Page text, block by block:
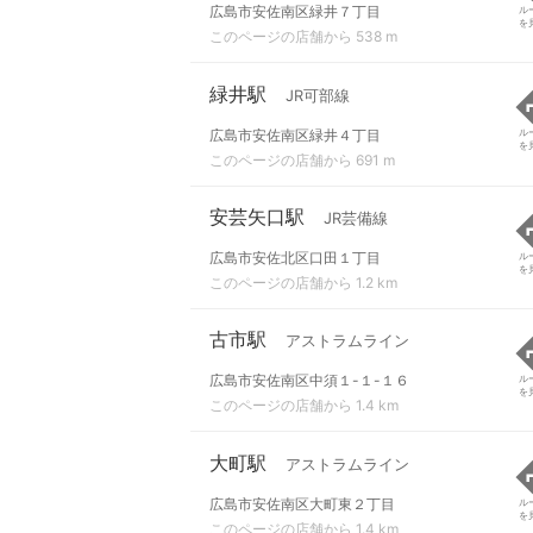
広島市安佐南区緑井７丁目
このページの店舗から 538 m
ル
を
緑井駅 JR可部線
広島市安佐南区緑井４丁目
このページの店舗から 691 m
ル
を
安芸矢口駅 JR芸備線
広島市安佐北区口田１丁目
このページの店舗から 1.2 km
ル
を
古市駅 アストラムライン
広島市安佐南区中須１-１-１６
このページの店舗から 1.4 km
ル
を
大町駅 アストラムライン
広島市安佐南区大町東２丁目
このページの店舗から 1.4 km
ル
を